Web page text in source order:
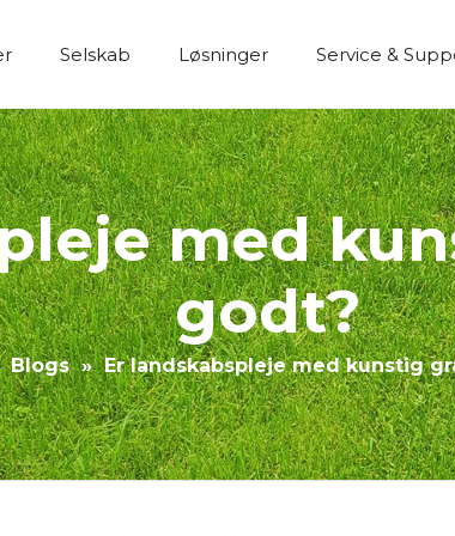
Selskab Løsninger Service &
med
godt?
Blogs » Er landskabspleje med kunstig